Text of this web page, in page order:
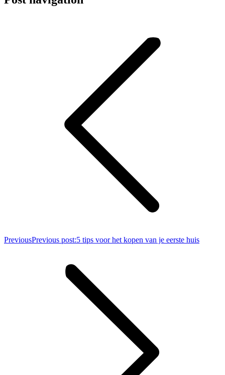
PreviousPrevious post:5 tips voor het kopen van je eerste huis